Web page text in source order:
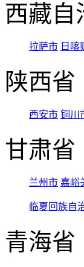
西藏自
拉萨市 日喀
陕西省
西安市 铜川
甘肃省
兰州市 嘉峪
临夏回族自
青海省